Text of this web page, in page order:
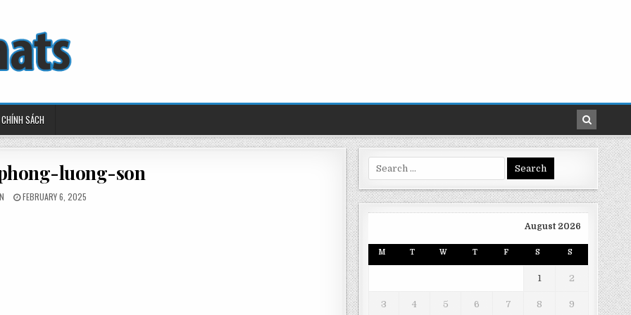
CHÍNH SÁCH
luong-son
POSTED
FEBRUARY 6, 2025
Search
for:
August 2026
M T W T F S S
1 2
3 4 5 6 7 8 9